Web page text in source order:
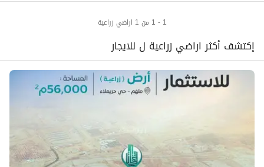
1 - 1 من 1 اراضي زراعية
إكتشف أكثر اراضي زراعية ل للايجار